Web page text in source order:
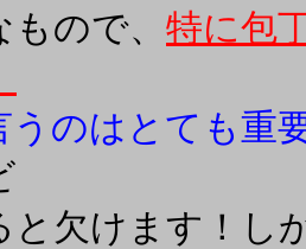
ので、 特に包
うのはとても重
と欠けます！し